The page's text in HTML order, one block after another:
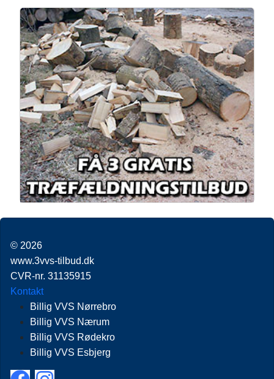
© 2026
www.3vvs-tilbud.dk
CVR-nr. 31135915
Kontakt
Billig VVS Nørrebro
Billig VVS Nærum
Billig VVS Rødekro
Billig VVS Esbjerg